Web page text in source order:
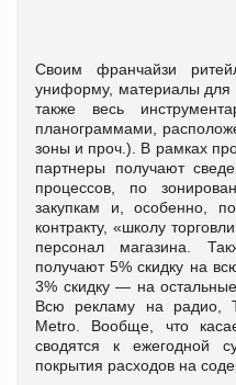
Своим франчайзи
униформу, материалы для
также весь
планограммами,
зоны и проч.). В рамках
партнеры получают
процессов, по
закупкам и, особенно,
контракту, «школу
персонал магазина.
получают 5% скидку на
3% скидку — на
Всю рекламу на радио,
Metro. Вообще, что
сводятся к
покрытия расходов на